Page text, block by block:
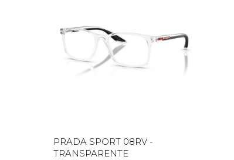
PRADA SPORT 08RV -
TRANSPARENTE